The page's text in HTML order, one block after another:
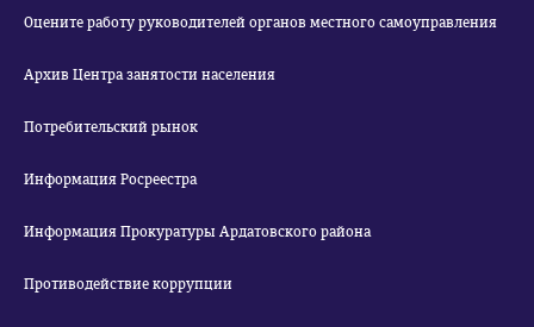
Оцените работу руководителей органов местного самоуправления
Архив Центра занятости населения
Потребительский рынок
Информация Росреестра
Информация Прокуратуры Ардатовского района
Противодействие коррупции